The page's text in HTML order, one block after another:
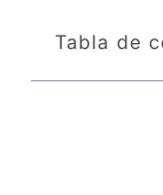
Tabla de